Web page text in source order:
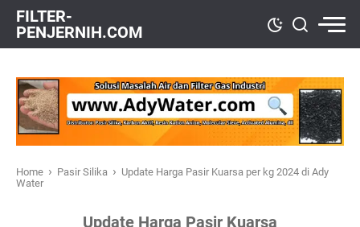
FILTER-
PENJERNIH.COM
Home › Pasir Silika › Update Harga Pasir Kuarsa per kg 2024 di Ady
Water
Update Harga Pasir Kuarsa